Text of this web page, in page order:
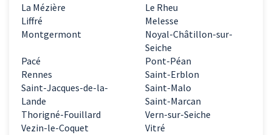
La Mézière
Le Rheu
Liffré
Melesse
Montgermont
Noyal-Châtillon-sur-
Seiche
Pacé
Pont-Péan
Rennes
Saint-Erblon
Saint-Jacques-de-la-
Lande
Saint-Malo
Saint-Marcan
Thorigné-Fouillard
Vern-sur-Seiche
Vezin-le-Coquet
Vitré